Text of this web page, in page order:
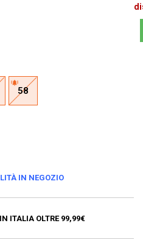
58
IN NEGOZIO
ITALIA OLTRE 99,99€